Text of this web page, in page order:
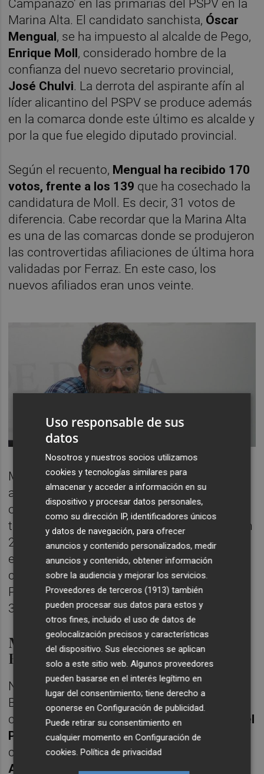
Campanazo' en las primarias del PSPV en la
Marina Alta. El candidato sanchista, Óscar
Mengual , se ha impuesto al alcalde de Pego,
Enrique Moll , considerado hombre de la
confianza del nuevo secretario provincial,
José Chulvi. La derrota del aspirante afín al
líder alicantino del PSPV se produce además
en la comarca donde este último es alcalde y
por la que fue elegido diputado provincial.
Según el recuento, Mengual ha recibido 170
votos, frente a los 139 que ha cosechado la
candidatura de Moll. Es decir, 31 votos de
diferencia. Cabe recordar que la Marina Alta
es una de las comarcas donde se produjeron
las controvertidas afiliaciones de última hora
validadas por Ferraz. En este caso, los
nuevos afiliados eran unos veinte.
Mengual ha hecho valer el triunfo en su
agrupación, en la de Dénia, donde ha
obtenido 90 votos frente a los 28 de Moll y
también ha ganado con holgura en Calp, con
26 votos frente a los 12 de Moll. En cambio,
el alcalde de Pego se ha impuesto en Xàbia
con 32 votos frente a 4 de Mengual y en
Pego, donde se ha llevado todos los votos,
36.
Manuel Pineda repite en la Vega
Baja
No ha habido tampoco sorpresas en la Vega
Baja. El actual secretario general de la
comarca y alcalde de Rafal, el ximista
Manuel
Pined
a, se ha impuesto en las primarias al
candidato sanchista, el oriolano
Andreu
. Pineda ha logrado 436 frente a las
Uso responsable de sus
datos
Nosotros y nuestros socios utilizamos
cookies y tecnologías similares para
almacenar y acceder a información en su
dispositivo y procesar datos personales,
como su dirección IP, identificadores únicos
y datos de navegación, para ofrecer
anuncios y contenido personalizados, medir
anuncios y contenido, obtener información
sobre la audiencia y mejorar los servicios.
Proveedores de terceros (1913) también
pueden procesar sus datos para estos y
otros fines, incluido el uso de datos de
geolocalización precisos y características
del dispositivo. Sus elecciones se aplican
solo a este sitio web. Algunos proveedores
pueden basarse en el interés legítimo en
lugar del consentimiento; tiene derecho a
oponerse enConfiguración de publicidad
Puede retirar su consentimiento en
cualquier momento enConfiguración de
cookies .Política de privacidad